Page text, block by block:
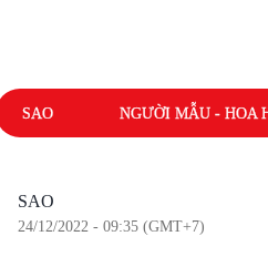
SAO NGƯỜI MẪU - HOA
SAO
24/12/2022 - 09:35 (GMT+7)